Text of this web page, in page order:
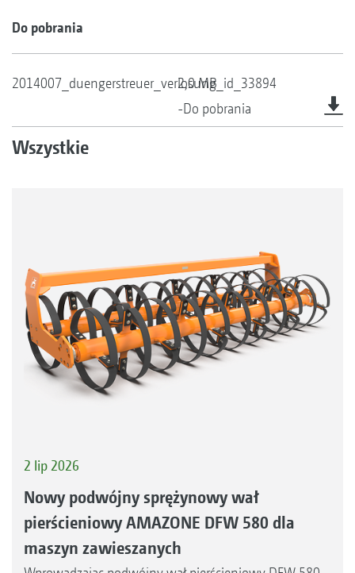
Do pobrania
2014007_duengerstreuer_verlosung_id_33894
2,0 MB
-Do pobrania
Wszystkie
2 lip 2026
Nowy podwójny sprężynowy wał
pierścieniowy AMAZONE DFW 580 dla
maszyn zawieszanych